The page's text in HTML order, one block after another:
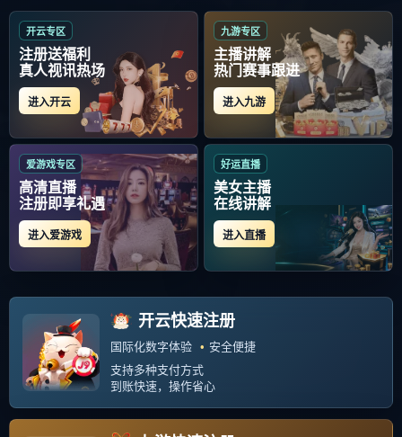
当前位置：首页>球队战术分析/战绩预测
易胜博体育部门-包含转折点！纽卡斯尔复
出首秀；意甲转会期攻防权衡；话题不
断；年轻球员得到机会的词条
范·巴斯腾速度 力量 技术上都达到了炉火纯青的
地步，和他的同胞克鲁伊夫相比真有点有过不
之而无不及的感觉16岁时，巴斯腾加盟了阿
贾...
xjunn 2025-10-16
没有更多内容
PHP
Themes:GebiLaoli